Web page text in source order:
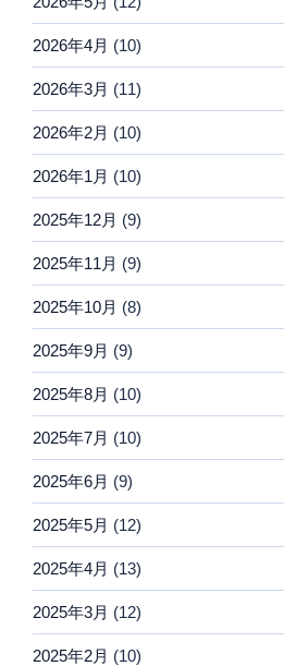
2026年4月 (10)
2026年3月 (11)
2026年2月 (10)
2026年1月 (10)
2025年12月 (9)
2025年11月 (9)
2025年10月 (8)
2025年9月 (9)
2025年8月 (10)
2025年7月 (10)
2025年6月 (9)
2025年5月 (12)
2025年4月 (13)
2025年3月 (12)
2025年2月 (10)